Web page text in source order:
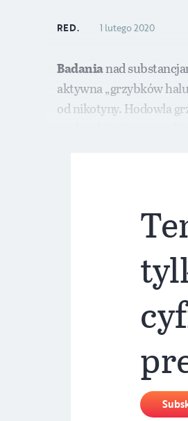
RED. 1 lutego 2020
Badanianad
aktywna „grzybków
od nikotyny. Hodowla